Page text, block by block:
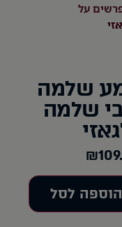
על
שלמה
שלמה
₪
הוספה לסל